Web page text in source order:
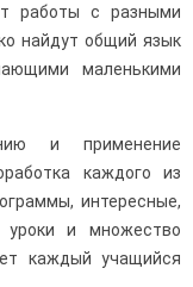
работы с разными
найдут общий язык
маленькими
и применение
каждого из
интересные,
уроки и множество
каждый учащийся